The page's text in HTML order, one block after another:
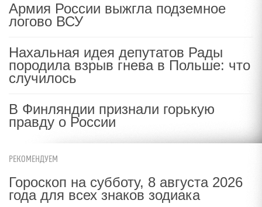
Армия России выжгла подземное
логово ВСУ
Нахальная идея депутатов Рады
породила взрыв гнева в Польше: что
случилось
В Финляндии признали горькую
правду о России
РЕКОМЕНДУЕМ
Гороскоп на субботу, 8 августа 2026
года для всех знаков зодиака